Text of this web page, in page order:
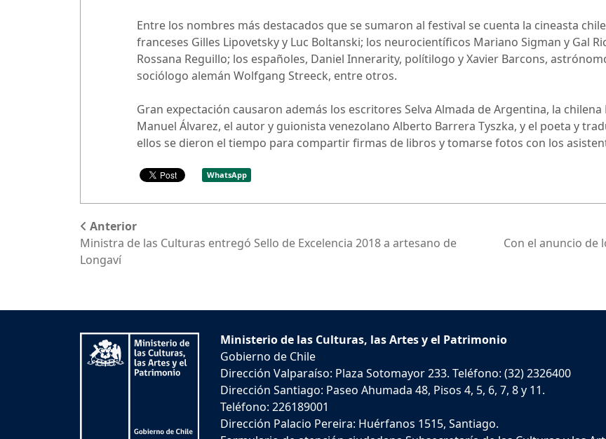
Entre los nombres más destacados que se sumaron al festival se cuenta la cineasta
franceses Gilles Lipovetsky y Luc Boltanski; los neurocientíficos Mariano Sigman y Gal
Rossana Reguillo; los españoles, Daniel Innerarity, polítilogo y Xavier Barcons,
sociólogo alemán Wolfgang Streeck, entre otros.
Gran expectación causaron además los escritores Selva Almada de Argentina, la chilena
Manuel Álvarez, el autor y guionista venezolano Alberto Barrera Tyszka, y el poeta y
ellos se dieron el tiempo para compartir firmas de libros y tomarse fotos con los
WhatsApp
Anterior
Ministra de las Culturas entregó Sello de Excelencia 2018 a artesano de
Longaví
Con el anuncio de
Ministerio de las Culturas, las Artes y el Patrimonio
Gobierno de Chile
Dirección Valparaíso: Plaza Sotomayor 233. Teléfono: (32) 2326400
Dirección Santiago: Paseo Ahumada 48, Pisos 4, 5, 6, 7, 8 y 11.
Teléfono: 226189001
Dirección Palacio Pereira: Huérfanos 1515, Santiago.